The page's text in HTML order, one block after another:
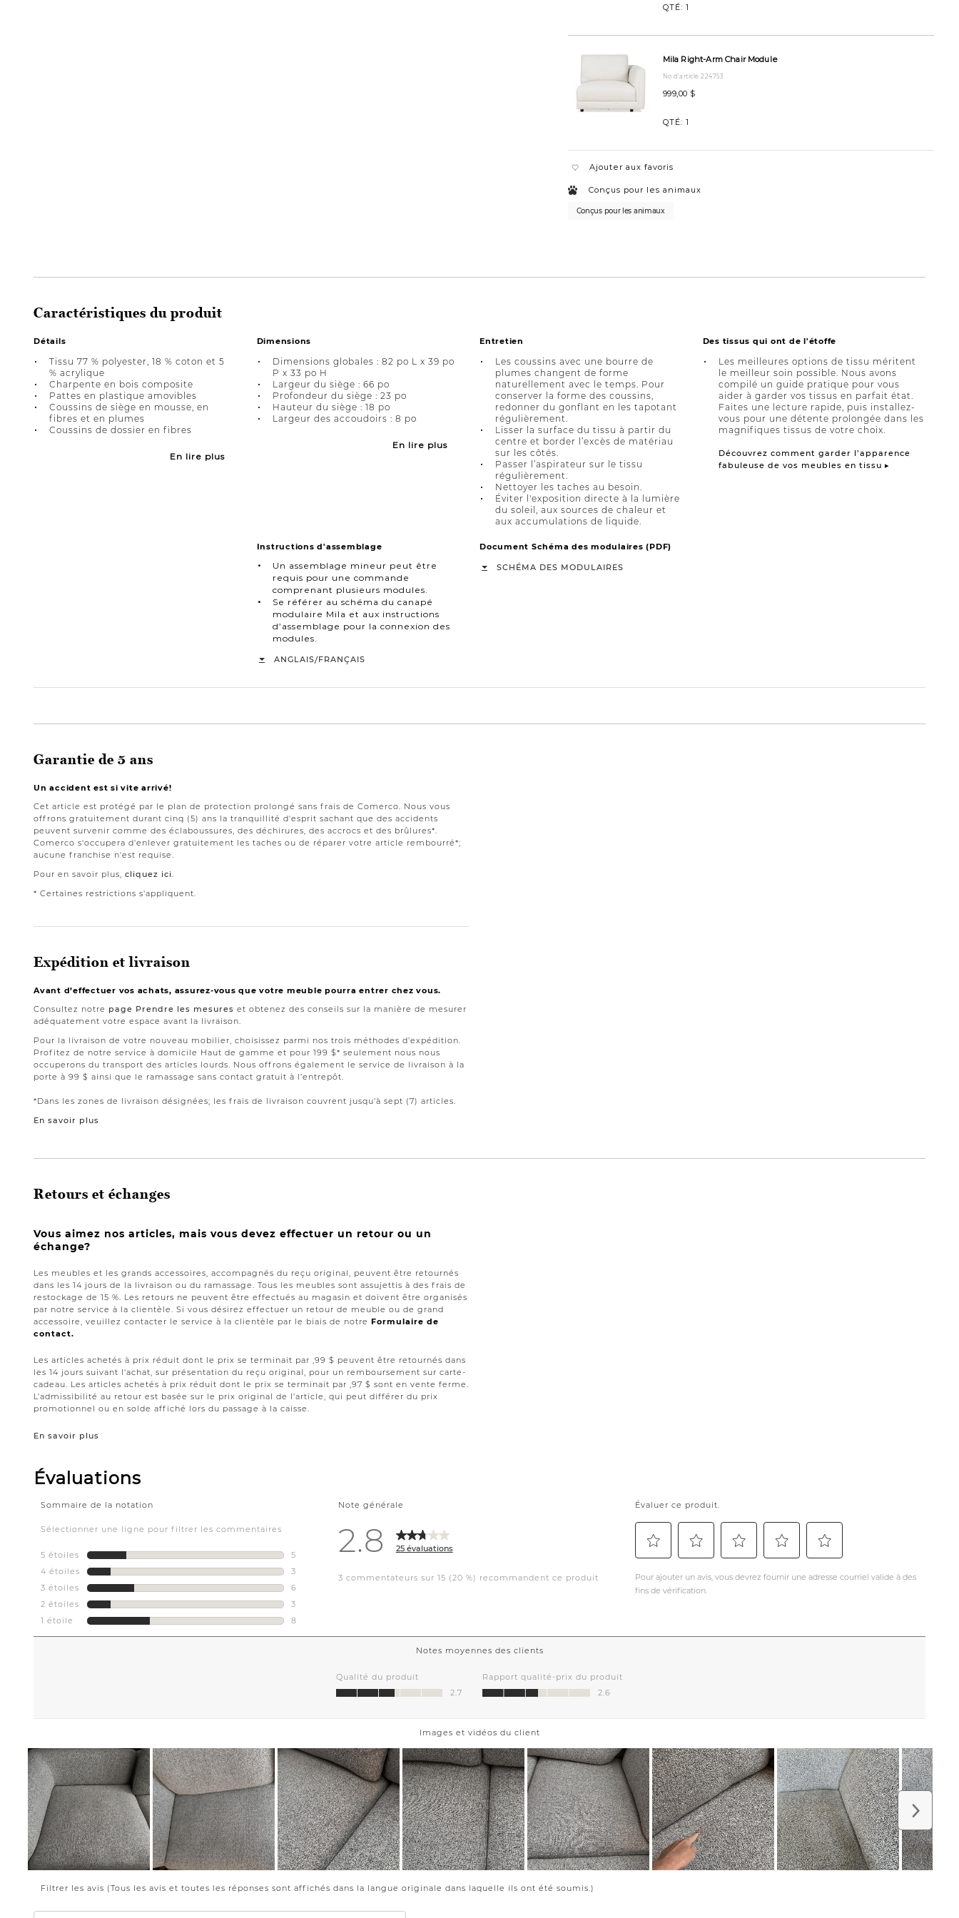
QTÉ: 1
Mila Right-Arm Chair Module
No d’article 224753
999,00 $
QTÉ: 1
Ajouter aux favoris
Conçus pour les animaux
Conçus pour les animaux
Caractéristiques du produit
Détails
Tissu 77 % polyester, 18 % coton et 5
% acrylique
Charpente en bois composite
Pattes en plastique amovibles
Coussins de siège en mousse, en
fibres et en plumes
Coussins de dossier en fibres
En lire plus
Dimensions
Dimensions globales : 82 po L x 39 po
P x 33 po H
Largeur du siège : 66 po
Profondeur du siège : 23 po
Hauteur du siège : 18 po
Largeur des accoudoirs : 8 po
En lire plus
Entretien
Les coussins avec une bourre de
plumes changent de forme
naturellement avec le temps. Pour
conserver la forme des coussins,
redonner du gonflant en les tapotant
régulièrement.
Lisser la surface du tissu à partir du
centre et border l’excès de matériau
sur les côtés.
Passer l’aspirateur sur le tissu
régulièrement.
Nettoyer les taches au besoin.
Éviter l'exposition directe à la lumière
du soleil, aux sources de chaleur et
aux accumulations de liquide.
Des tissus qui ont de l'étoffe
Les meilleures options de tissu méritent
le meilleur soin possible. Nous avons
compilé un guide pratique pour vous
aider à garder vos tissus en parfait état.
Faites une lecture rapide, puis installez-
vous pour une détente prolongée dans les
magnifiques tissus de votre choix.
Découvrez comment garder l’apparence
fabuleuse de vos meubles en tissu ▸
Instructions d'assemblage
Un assemblage mineur peut être
requis pour une commande
comprenant plusieurs modules.
Se référer au schéma du canapé
modulaire Mila et aux instructions
d’assemblage pour la connexion des
modules.
ANGLAIS/FRANÇAIS
Document Schéma des modulaires (PDF)
SCHÉMA DES MODULAIRES
Garantie de 5 ans
Un accident est si vite arrivé!
Cet article est protégé par le plan de protection prolongé sans frais de Comerco. Nous vous
offrons gratuitement durant cinq (5) ans la tranquillité d'esprit sachant que des accidents
peuvent survenir comme des éclaboussures, des déchirures, des accrocs et des brûlures*.
Comerco s'occupera d'enlever gratuitement les taches ou de réparer votre article rembourré*;
aucune franchise n'est requise.
Pour en savoir plus, cliquez ici.
* Certaines restrictions s'appliquent.
Expédition et livraison
Avant d’effectuer vos achats, assurez-vous que votre meuble pourra entrer chez vous.
Consultez notre page Prendre les mesures et obtenez des conseils sur la manière de mesurer
adéquatement votre espace avant la livraison.
Pour la livraison de votre nouveau mobilier, choisissez parmi nos trois méthodes d’expédition.
Profitez de notre service à domicile Haut de gamme et pour 199 $* seulement nous nous
occuperons du transport des articles lourds. Nous offrons également le service de livraison à la
porte à 99 $ ainsi que le ramassage sans contact gratuit à l’entrepôt.
*Dans les zones de livraison désignées; les frais de livraison couvrent jusqu’à sept (7) articles.
En savoir plus
Retours et échanges
Vous aimez nos articles, mais vous devez effectuer un retour ou un
échange?
Les meubles et les grands accessoires, accompagnés du reçu original, peuvent être retournés
dans les 14 jours de la livraison ou du ramassage. Tous les meubles sont assujettis à des frais de
restockage de 15 %. Les retours ne peuvent être effectués au magasin et doivent être organisés
par notre service à la clientèle. Si vous désirez effectuer un retour de meuble ou de grand
accessoire, veuillez contacter le service à la clientèle par le biais de notre Formulaire de
contact.
Les articles achetés à prix réduit dont le prix se terminait par ,99 $ peuvent être retournés dans
les 14 jours suivant l'achat, sur présentation du reçu original, pour un remboursement sur carte-
cadeau. Les articles achetés à prix réduit dont le prix se terminait par ,97 $ sont en vente ferme.
L’admissibilité au retour est basée sur le prix original de l’article, qui peut différer du prix
promotionnel ou en solde affiché lors du passage à la caisse.
En savoir plus